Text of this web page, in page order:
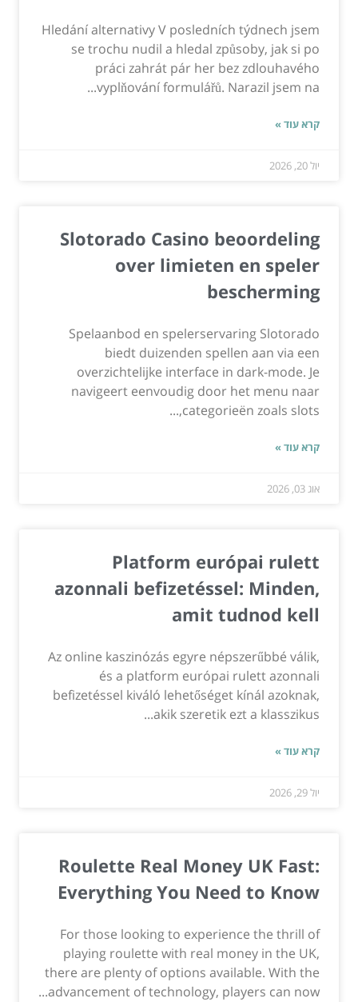
Hledání alternativy V posledních týdnech jsem
se trochu nudil a hledal způsoby, jak si po
práci zahrát pár her bez zdlouhavého
vyplňování formulářů. Narazil jsem na...
קרא עוד »
יול 20, 2026
Slotorado Casino beoordeling
over limieten en speler
bescherming
Spelaanbod en spelerservaring Slotorado
biedt duizenden spellen aan via een
overzichtelijke interface in dark-mode. Je
navigeert eenvoudig door het menu naar
categorieën zoals slots,...
קרא עוד »
אוג 03, 2026
Platform európai rulett
azonnali befizetéssel: Minden,
amit tudnod kell
Az online kaszinózás egyre népszerűbbé válik,
és a platform európai rulett azonnali
befizetéssel kiváló lehetőséget kínál azoknak,
akik szeretik ezt a klasszikus...
קרא עוד »
יול 29, 2026
Roulette Real Money UK Fast:
Everything You Need to Know
For those looking to experience the thrill of
playing roulette with real money in the UK,
there are plenty of options available. With the
advancement of technology, players can now...